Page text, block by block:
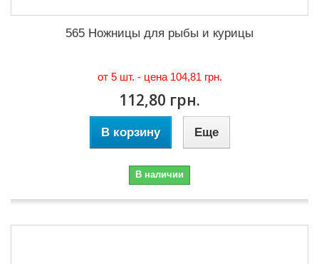
565 Ножницы для рыбы и курицы
от 5 шт. - цена 104,81 грн.
112,80 грн.
В корзину Еще
В наличии